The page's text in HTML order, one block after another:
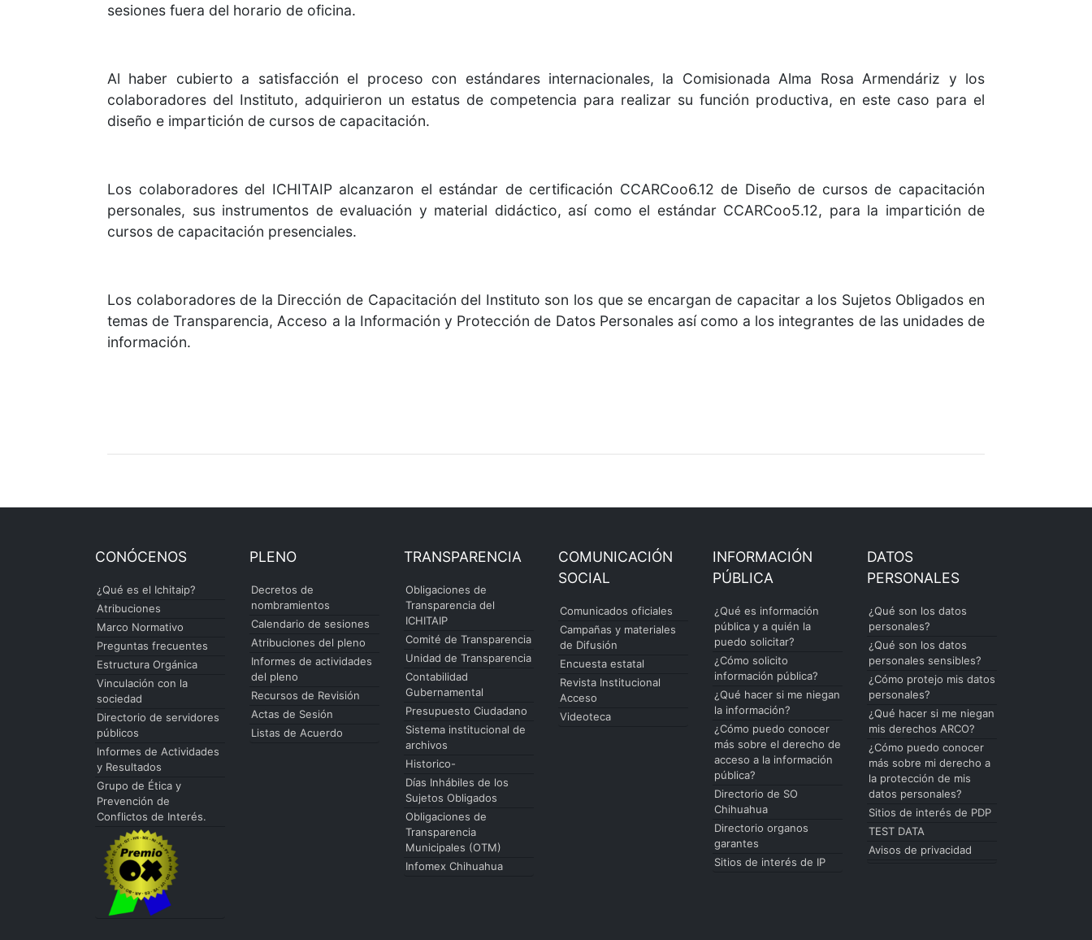
sesiones fuera del horario de oficina.
Al haber cubierto a satisfacción el proceso con estándares internacionales, la Comisionada Alma Rosa Armendáriz y los
colaboradores del Instituto, adquirieron un estatus de competencia para realizar su función productiva, en este caso para el
diseño e impartición de cursos de capacitación.
Los colaboradores del ICHITAIP alcanzaron el estándar de certificación CCARCoo6.12 de Diseño de cursos de capacitación
personales, sus instrumentos de evaluación y material didáctico, así como el estándar CCARCoo5.12, para la impartición de
cursos de capacitación presenciales.
Los colaboradores de la Dirección de Capacitación del Instituto son los que se encargan de capacitar a los Sujetos Obligados en
temas de Transparencia, Acceso a la Información y Protección de Datos Personales así como a los integrantes de las unidades de
información.
CONÓCENOS
¿Qué es el Ichitaip?
Atribuciones
Marco Normativo
Preguntas frecuentes
Estructura Orgánica
Vinculación con la
sociedad
Directorio de servidores
públicos
Informes de Actividades
y Resultados
Grupo de Ética y
Prevención de
Conflictos de Interés.
PLENO
Decretos de
nombramientos
Calendario de sesiones
Atribuciones del pleno
Informes de actividades
del pleno
Recursos de Revisión
Actas de Sesión
Listas de Acuerdo
TRANSPARENCIA
Obligaciones de
Transparencia del
ICHITAIP
Comité de Transparencia
Unidad de Transparencia
Contabilidad
Gubernamental
Presupuesto Ciudadano
Sistema institucional de
archivos
Historico-
Días Inhábiles de los
Sujetos Obligados
Obligaciones de
Transparencia
Municipales (OTM)
Infomex Chihuahua
COMUNICACIÓN
SOCIAL
Comunicados oficiales
Campañas y materiales
de Difusión
Encuesta estatal
Revista Institucional
Acceso
Videoteca
INFORMACIÓN
PÚBLICA
¿Qué es información
pública y a quién la
puedo solicitar?
¿Cómo solicito
información pública?
¿Qué hacer si me niegan
la información?
¿Cómo puedo conocer
más sobre el derecho de
acceso a la información
pública?
Directorio de SO
Chihuahua
Directorio organos
garantes
Sitios de interés de IP
DATOS
PERSONALES
¿Qué son los datos
personales?
¿Qué son los datos
personales sensibles?
¿Cómo protejo mis datos
personales?
¿Qué hacer si me niegan
mis derechos ARCO?
¿Cómo puedo conocer
más sobre mi derecho a
la protección de mis
datos personales?
Sitios de interés de PDP
TEST DATA
Avisos de privacidad